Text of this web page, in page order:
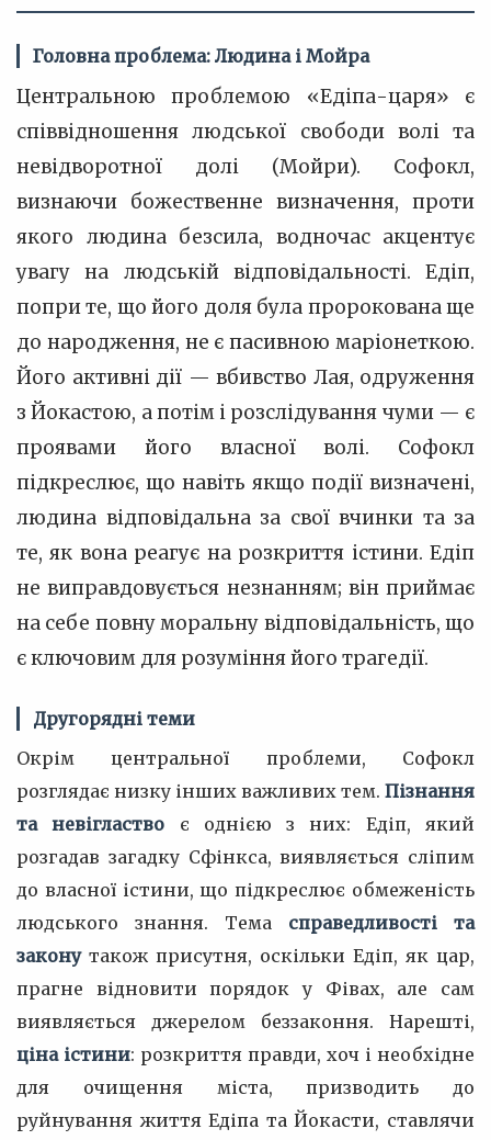
Головна проблема: Людина і Мойра
Центральною проблемою «Едіпа-царя» є
співвідношення людської свободи волі та
невідворотної долі (Мойри). Софокл,
визнаючи божественне визначення, проти
якого людина безсила, водночас акцентує
увагу на людській відповідальності. Едіп,
попри те, що його доля була пророкована ще
до народження, не є пасивною маріонеткою.
Його активні дії — вбивство Лая, одруження
з Йокастою, а потім і розслідування чуми — є
проявами його власної волі. Софокл
підкреслює, що навіть якщо події визначені,
людина відповідальна за свої вчинки та за
те, як вона реагує на розкриття істини. Едіп
не виправдовується незнанням; він приймає
на себе повну моральну відповідальність, що
є ключовим для розуміння його трагедії.
Другорядні теми
Окрім центральної проблеми, Софокл
розглядає низку інших важливих тем. Пізнання
та невігластво є однією з них: Едіп, який
розгадав загадку Сфінкса, виявляється сліпим
до власної істини, що підкреслює обмеженість
людського знання. Тема справедливості та
законутакож присутня, оскільки Едіп, як цар,
прагне відновити порядок у Фівах, але сам
виявляється джерелом беззаконня. Нарешті,
ціна істини: розкриття правди, хоч і необхідне
для очищення міста, призводить до
руйнування життя Едіпа та Йокасти, ставлячи